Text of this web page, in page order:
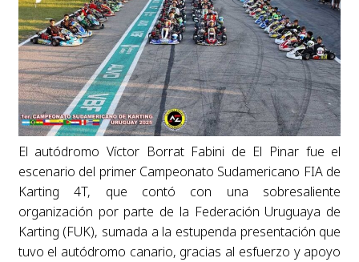
El autódromo Víctor Borrat Fabini de El Pinar fue el
escenario del primer Campeonato Sudamericano FIA de
Karting 4T, que contó con una sobresaliente
organización por parte de la Federación Uruguaya de
Karting (FUK), sumada a la estupenda presentación que
tuvo el autódromo canario, gracias al esfuerzo y apoyo